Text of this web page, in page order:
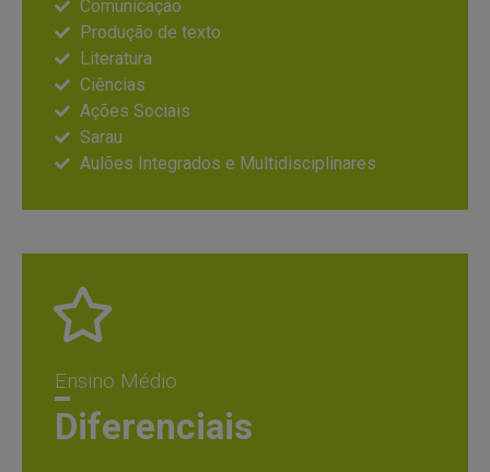
Comunicação
Produção de texto
Literatura
Ciências
Ações Sociais
Sarau
Aulões Integrados e Multidisciplinares
Ensino Médio
Diferenciais